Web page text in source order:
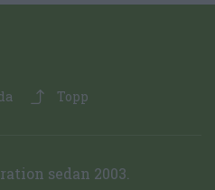
Topp
sedan 2003.